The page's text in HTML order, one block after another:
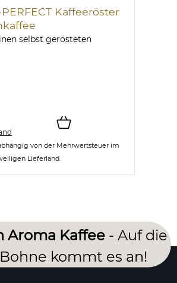
PERFECT Kaffeeröster
selbst gerösteten
von der Mehrwertsteuer im
Lieferland.
Aroma Kaffee- Auf die
kommt es an!